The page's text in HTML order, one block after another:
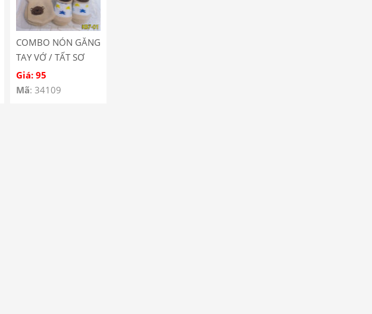
COMBO NÓN GĂNG
TAY VỚ / TẤT SƠ
SINH DỄ THƯƠNG
CHO BÉ KB7/KG7
Giá: 95
Mã: 34109